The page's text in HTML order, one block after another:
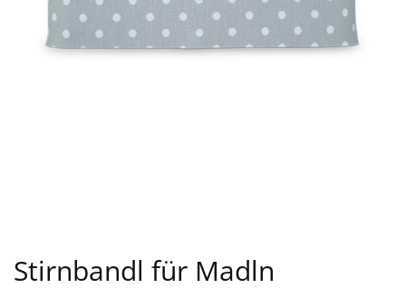
Stirnbandl für Madln